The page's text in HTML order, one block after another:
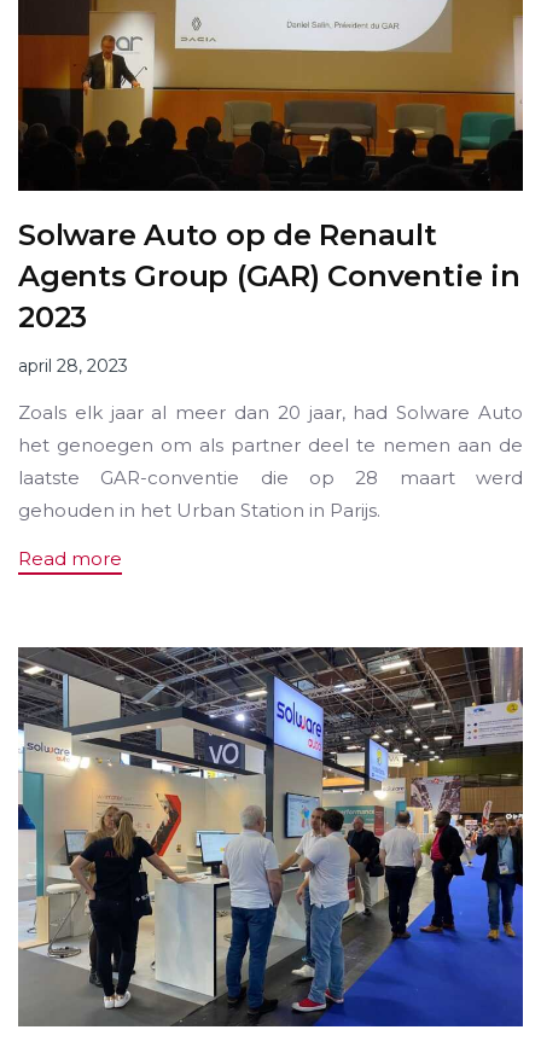
Solware Auto op de Renault
Agents Group (GAR) Conventie in
2023
april 28, 2023
Zoals elk jaar al meer dan 20 jaar, had Solware Auto
het genoegen om als partner deel te nemen aan de
laatste GAR-conventie die op 28 maart werd
gehouden in het Urban Station in Parijs.
Read more